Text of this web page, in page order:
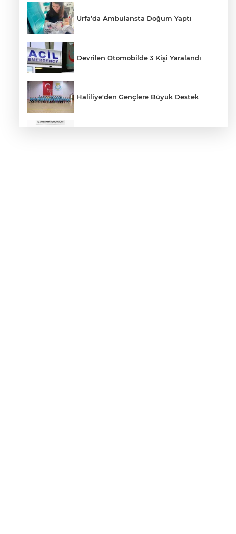
Urfa’da Ambulansta Doğum Yaptı
Devrilen Otomobilde 3 Kişi Yaralandı
Haliliye'den Gençlere Büyük Destek